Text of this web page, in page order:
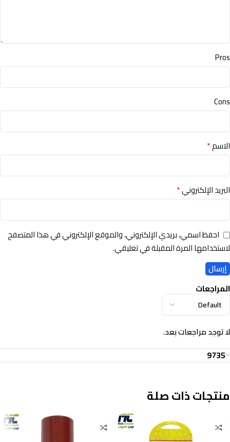
المراجعات
لا توجد مراجعات بعد.
Pros
Cons
الاسم*
البريد الإلكتروني*
احفظ اسمي، بريدي الإلكتروني، والموقع الإلكتروني في هذا المتصفح
لاستخدامها المرة المقبلة في تعليقي.
9735
منتجات ذات صلة